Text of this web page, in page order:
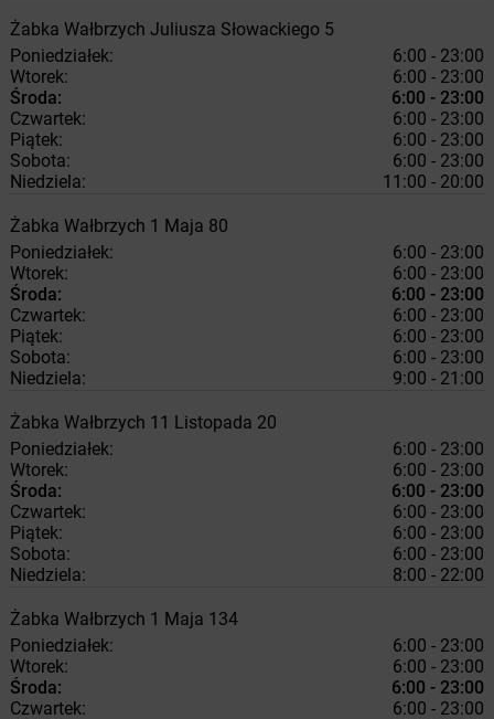
Żabka Wałbrzych Juliusza Słowackiego 5
Poniedziałek:
6:00 - 23:00
Wtorek:
6:00 - 23:00
Środa:
6:00 - 23:00
Czwartek:
6:00 - 23:00
Piątek:
6:00 - 23:00
Sobota:
6:00 - 23:00
Niedziela:
11:00 - 20:00
Żabka Wałbrzych 1 Maja 80
Poniedziałek:
6:00 - 23:00
Wtorek:
6:00 - 23:00
Środa:
6:00 - 23:00
Czwartek:
6:00 - 23:00
Piątek:
6:00 - 23:00
Sobota:
6:00 - 23:00
Niedziela:
9:00 - 21:00
Żabka Wałbrzych 11 Listopada 20
Poniedziałek:
6:00 - 23:00
Wtorek:
6:00 - 23:00
Środa:
6:00 - 23:00
Czwartek:
6:00 - 23:00
Piątek:
6:00 - 23:00
Sobota:
6:00 - 23:00
Niedziela:
8:00 - 22:00
Żabka Wałbrzych 1 Maja 134
Poniedziałek:
6:00 - 23:00
Wtorek:
6:00 - 23:00
Środa:
6:00 - 23:00
Czwartek:
6:00 - 23:00